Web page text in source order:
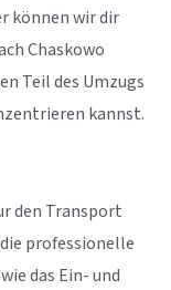
können wir dir
Chaskowo
Teil des Umzugs
kannst.
den Transport
professionelle
das Ein- und